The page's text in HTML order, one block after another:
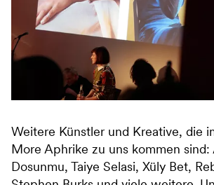
Weitere Künstler und Kreative, die
More Aphrike zu uns kommen sind:
Dosunmu, Taiye Selasi, Xüly Bet,